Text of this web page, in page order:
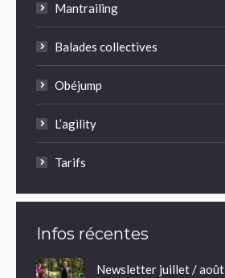
Mantrailing
Balades collectives
Obéjump
L’agility
Tarifs
Infos récentes
Newsletter juillet / août